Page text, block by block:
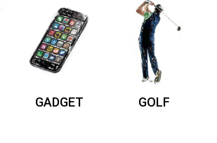
GADGET GOLF